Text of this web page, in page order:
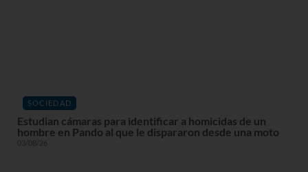
SOCIEDAD
Estudian cámaras para identificar a homicidas de un
hombre en Pando al que le dispararon desde una moto
03/08/26